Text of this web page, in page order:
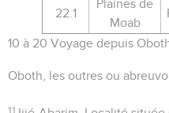
22.1
Plaines de
Moab
10 à 20 Voyage depuis
Oboth , les outres ou
11